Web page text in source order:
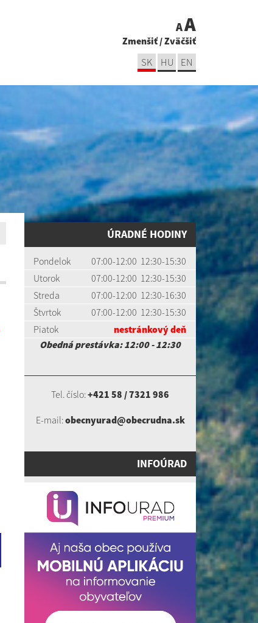
AA
Zmenšiť/Zväčšiť
SK HU EN
ÚRADNÉ HODINY
Pondelok
07:00-12:00 12:30-15:30
Utorok
07:00-12:00 12:30-15:30
Streda
07:00-12:00 12:30-16:30
Štvrtok
07:00-12:00 12:30-15:30
Piatok
nestránkový deň
Obedná prestávka: 12:00 - 12:30
Tel. číslo:+421 58 / 7321 986
E-mail:obecnyurad@obecrudna.sk
INFOÚRAD